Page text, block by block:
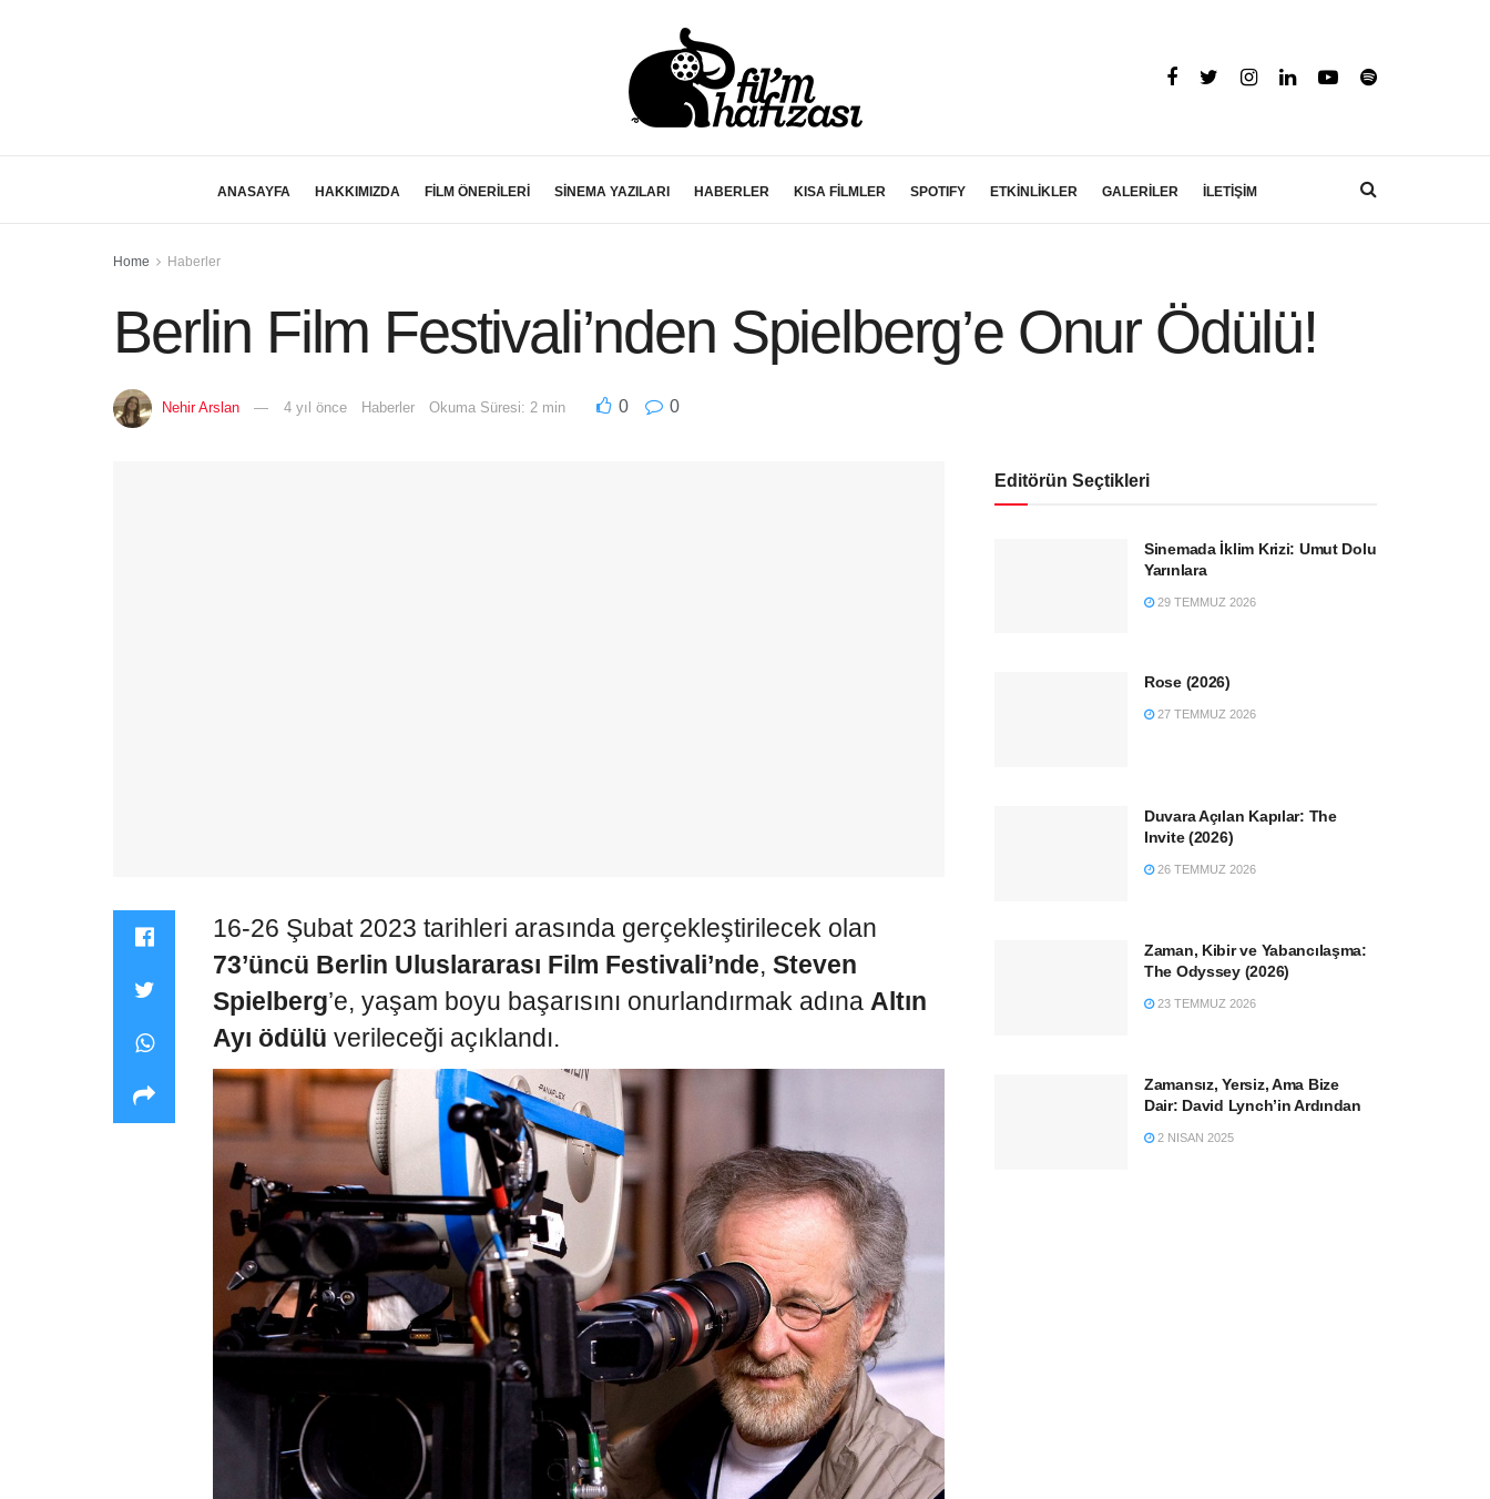
ANASAYFA HAKKIMIZDA FİLM ÖNERİLERİ SİNEMA YAZILARI HABERLER KISA FİLMLER SPOTIFY ETKİNLİKLER GALERİLER İLETİŞİM
Home Haberler
Berlin Film Festivali’nden Spielberg’e Onur Ödülü!
Nehir Arslan 4 yıl önce Haberler Okuma Süresi: 2 min 0 0
16-26 Şubat 2023 tarihleri arasında gerçekleştirilecek olan
73’üncü Berlin Uluslararası Film Festivali’nde, Steven
Spielberg’e, yaşam boyu başarısını onurlandırmak adına Altın
Ayı ödülü verileceği açıklandı.
Editörün Seçtikleri
Sinemada İklim Krizi: Umut Dolu
Yarınlara
29 TEMMUZ 2026
Rose (2026)
27 TEMMUZ 2026
Duvara Açılan Kapılar: The
Invite (2026)
26 TEMMUZ 2026
Zaman, Kibir ve Yabancılaşma:
The Odyssey (2026)
23 TEMMUZ 2026
Zamansız, Yersiz, Ama Bize
Dair: David Lynch’in Ardından
2 NISAN 2025